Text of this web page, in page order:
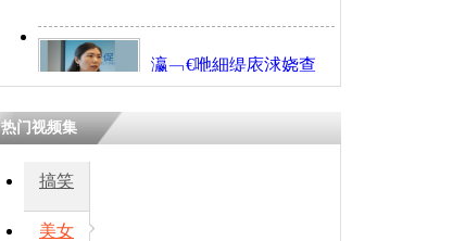
瀛﹁€咃細缇庡浗娆查
€间笢鍗椾簹涓庝腑鍥
熷悎浣� 涓ㄥ浗闄呰
热门视频集
搞笑
美女